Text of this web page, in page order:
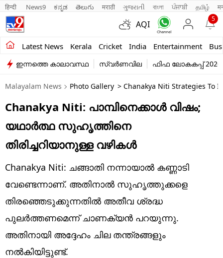
हिन्दी News9 ಕನ್ನಡ తెలుగు मराठी ગુજરાતી বাংলা ਪੰਜਾਬੀ தமிழ்
AQI
5
Latest News Kerala Cricket India Entertainment
Kerala
India
Entertainment
Business
Education
Lifestyle
world
Technology
Religion
ഇന്നത്തെ കാലാവസ്ഥ സ്വർണവില ഫിഫ ലോകകപ്പ് 2026
Malayalam News Photo Gallery > Chanakya Niti Strategies To
Chanakya Niti: പാമ്പിനെക്കാൾ വിഷം;
യഥാർത്ഥ സുഹൃത്തിനെ
തിരിച്ചറിയാനുള്ള വഴികൾ
Chanakya Niti: ചങ്ങാതി നന്നായാൽ കണ്ണാടി
വേണ്ടെന്നാണ്. അതിനാൽ സുഹൃത്തുക്കളെ
തിരഞ്ഞെടുക്കുന്നതിൽ അതീവ ശ്രദ്ധ
പുലർത്തണമെന്ന് ചാണക്യൻ പറയുന്നു.
അതിനായി അദ്ദേഹം ചില തന്ത്രങ്ങളും
നൽകിയിട്ടുണ്ട്.